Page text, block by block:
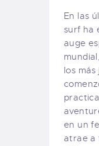
En las
surf ha
auge
los más
en un
atrae a